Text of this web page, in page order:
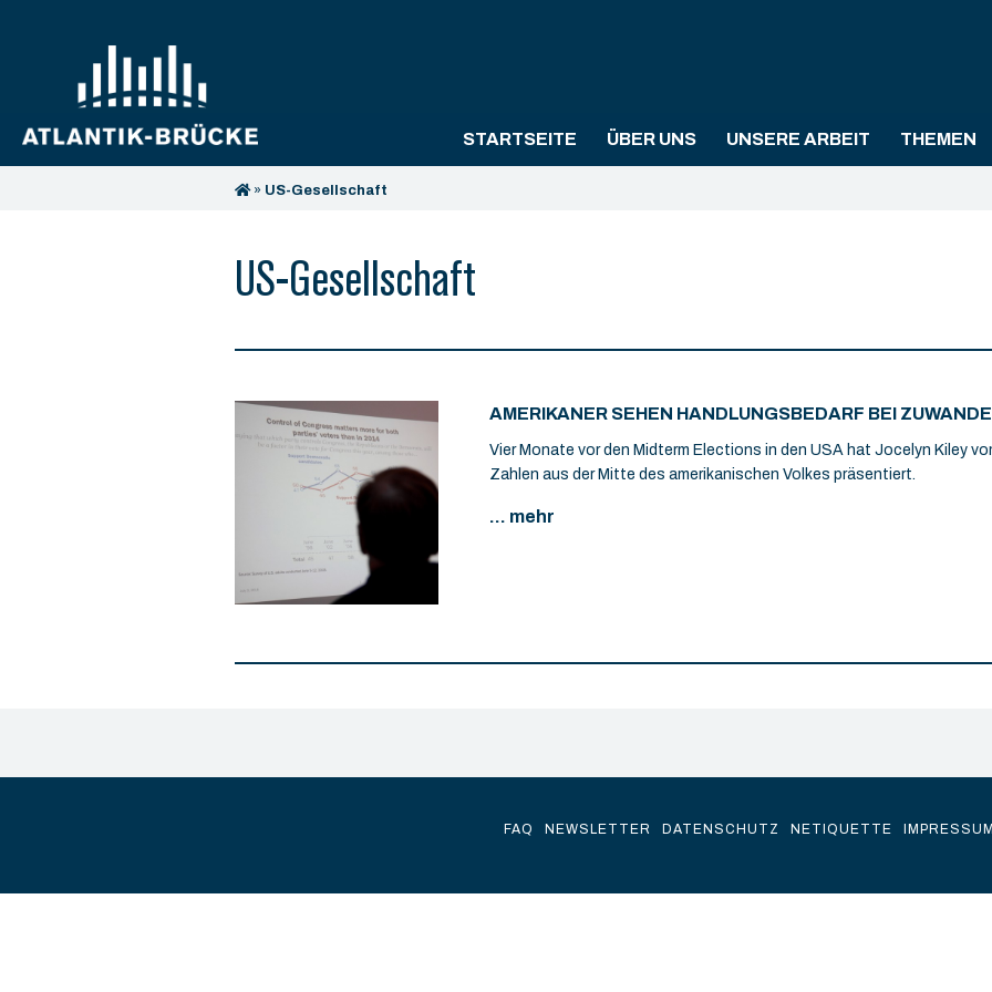
STARTSEITE ÜBER UNS UNSERE ARBEIT THEMEN
» US-Gesellschaft
US-Gesellschaft
AMERIKANER SEHEN HANDLUNGSBEDARF BEI
Vier Monate vor den Midterm Elections in den USA hat Jocelyn Kiley
Zahlen aus der Mitte des amerikanischen Volkes präsentiert.
... mehr
FAQ NEWSLETTER DATENSCHUTZ NETIQUETTE